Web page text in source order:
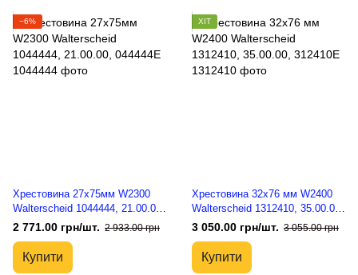
−6%
Хрестовина 27х75мм W2300
Walterscheid 1044444, 21.00.00,
044444E
2 771.00 грн/шт. 2 933.00 грн
Купити
ХІТ
Хрестовина 32x76 мм W2400
Walterscheid 1312410, 35.00.00,
312410E
3 050.00 грн/шт. 3 055.00 грн
Купити